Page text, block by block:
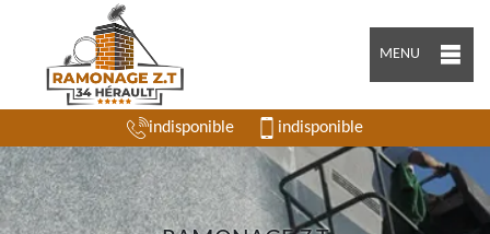
MENU
indisponible indisponible